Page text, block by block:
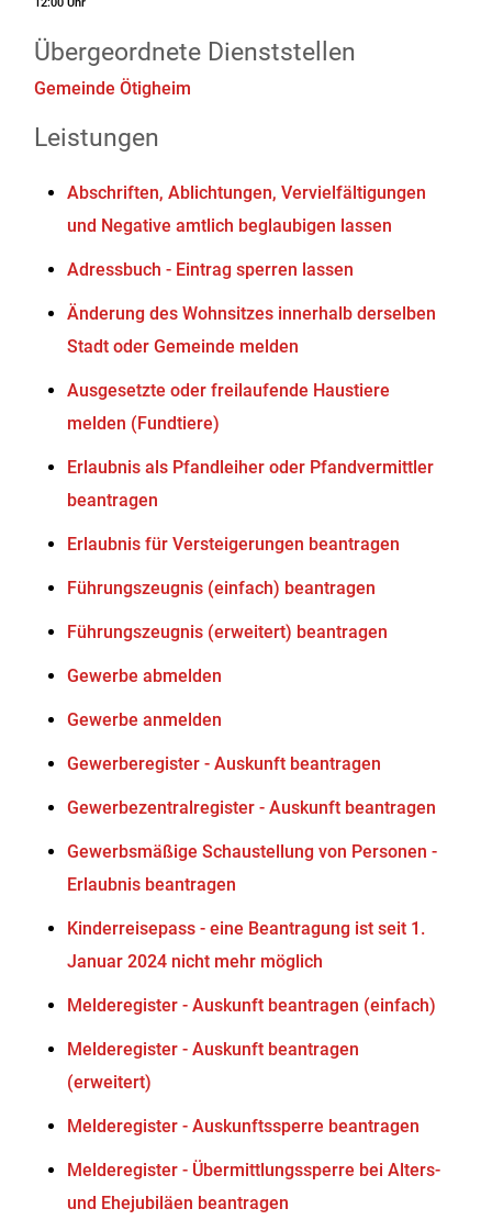
Übergeordnete Dienststellen
Gemeinde Ötigheim
Leistungen
Abschriften, Ablichtungen, Vervielfältigungen
und Negative amtlich beglaubigen lassen
Adressbuch - Eintrag sperren lassen
Änderung des Wohnsitzes innerhalb derselben
Stadt oder Gemeinde melden
Ausgesetzte oder freilaufende Haustiere
melden (Fundtiere)
Erlaubnis als Pfandleiher oder Pfandvermittler
beantragen
Erlaubnis für Versteigerungen beantragen
Führungszeugnis (einfach) beantragen
Führungszeugnis (erweitert) beantragen
Gewerbe abmelden
Gewerbe anmelden
Gewerberegister - Auskunft beantragen
Gewerbezentralregister - Auskunft beantragen
Gewerbsmäßige Schaustellung von Personen -
Erlaubnis beantragen
Kinderreisepass - eine Beantragung ist seit 1.
Januar 2024 nicht mehr möglich
Melderegister - Auskunft beantragen (einfach)
Melderegister - Auskunft beantragen
(erweitert)
Melderegister - Auskunftssperre beantragen
Melderegister - Übermittlungssperre bei Alters-
und Ehejubiläen beantragen